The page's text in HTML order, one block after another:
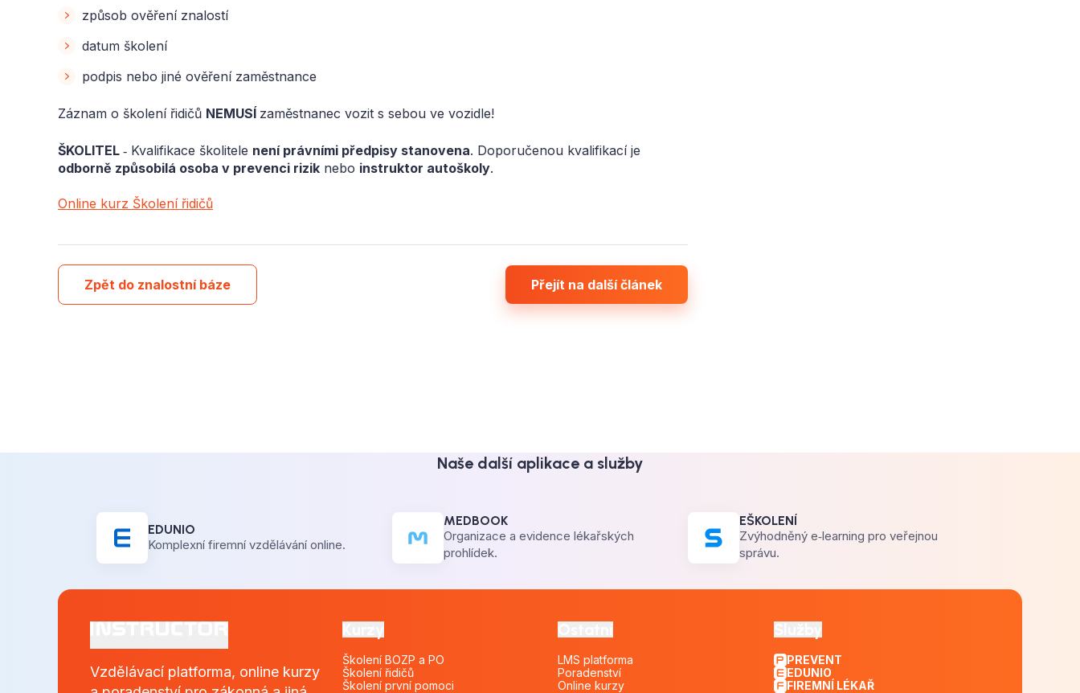
způsob ověření znalostí
datum školení
podpis nebo jiné ověření zaměstnance
Záznam o školení řidičů NEMUSÍ zaměstnanec vozit s sebou ve vozidle!
ŠKOLITEL ‑ Kvalifikace školitele není právními předpisy stanovena. Doporučenou kvalifikací je
odborně způsobilá osoba v prevenci rizik nebo instruktor autoškoly.
Online kurz Školení řidičů
Zpět do znalostní báze Přejít na další článek
Naše další aplikace a služby
EDUNIO
Komplexní firemní vzdělávání online.
MEDBOOK
Organizace a evidence lékařských
prohlídek.
EŠKOLENÍ
Zvýhodněný e‑learning pro veřejnou
správu.
Vzdělávací platforma, online kurzy
Školení BOZP a PO
Školení řidičů
Školení první pomoci
LMS platforma
Poradenství
Online kurzy
PREVENT
EDUNIO
FIREMNÍ LÉKAŘ